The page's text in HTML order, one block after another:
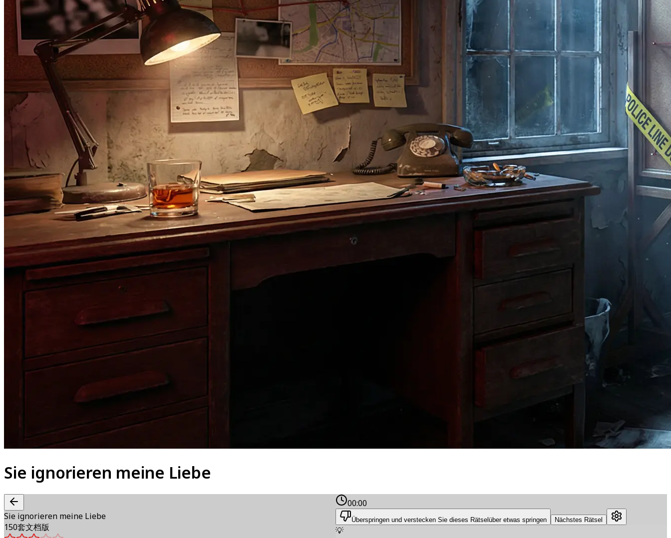
Sie ignorieren meine Liebe
Sie ignorieren meine Liebe
150套文档版
00:00
Überspringen und verstecken Sie dieses Rätsel über etwas springen Nächstes Rätsel
💡